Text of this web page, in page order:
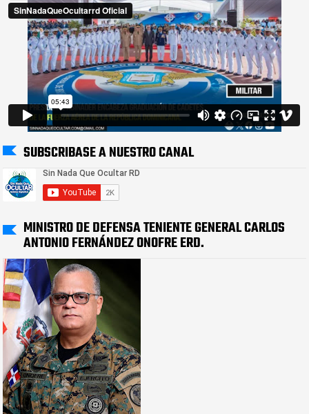
SUBSCRIBASE A NUESTRO CANAL
MINISTRO DE DEFENSA TENIENTE GENERAL CARLOS
ANTONIO FERNÁNDEZ ONOFRE ERD.